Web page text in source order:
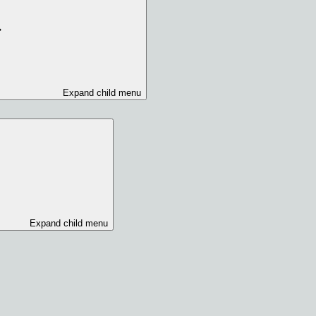
Expand child menu
Expand child menu